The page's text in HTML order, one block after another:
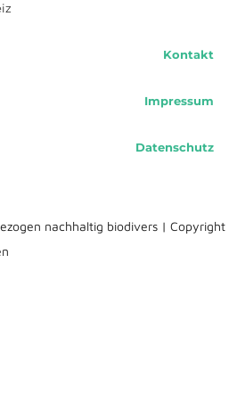
Kontakt
Impressum
Datenschutz
nachhaltig biodivers | Copyright